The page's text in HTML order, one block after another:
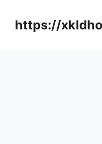
https://